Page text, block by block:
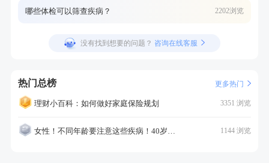
哪些体检可以筛查疾病？ 2202浏览
没有找到想要的问题？ 咨询在线客服
热门总榜 更多热门
理财小百科：如何做好家庭保险规划 3351 浏览
女性！不同年龄要注意这些疾病！40岁的这个疾病最需要注意！ 1144 浏览